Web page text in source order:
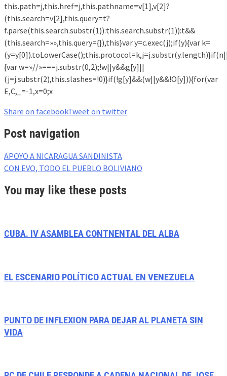
this.path=j,this.href=j,this.pathname=v[1],v[2]?
(this.search=v[2],this.query=t?
f.parse(this.search.substr(1)):this.search.substr(1)):t&&
(this.search=»»,this.query={}),this}var y=c.exec(j);if(y){var k=
{var w=»//»===j.substr(0,2);!w||y&&g[y]||
(j=j.substr(2),this.slashes=!0)}if(!g[y]&&(w||y&&!O[y])){for(var
E,C,_=-1,x=0;x
Share on facebookTweet on twitter
Post navigation
APOYO A NICARAGUA SANDINISTA
CON EVO, TODO EL PUEBLO BOLIVIANO
You may like these posts
CUBA. IV ASAMBLEA CONTNENTAL DEL ALBA
EL ESCENARIO POLÍTICO ACTUAL EN VENEZUELA
PUNTO DE INFLEXION PARA DEJAR AL PLANETA SIN
VIDA